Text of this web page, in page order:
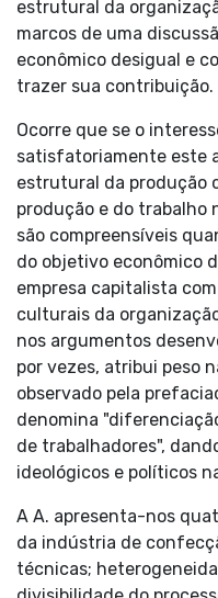
estrutural da
marcos de uma
econômico desigual e
trazer sua contribuição.
Ocorre que se o
satisfatoriamente este
estrutural da produção
produção e do trabalho
são compreensíveis
do objetivo econômico
empresa capitalista
culturais da
nos argumentos
por vezes, atribui peso
observado pela
denomina
de trabalhadores",
ideológicos e políticos
A A. apresenta-nos
da indústria de
técnicas;